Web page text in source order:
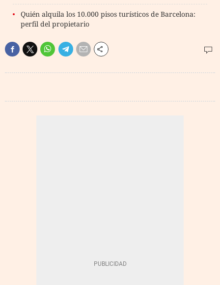
Quién alquila los 10.000 pisos turísticos de Barcelona:
perfil del propietario